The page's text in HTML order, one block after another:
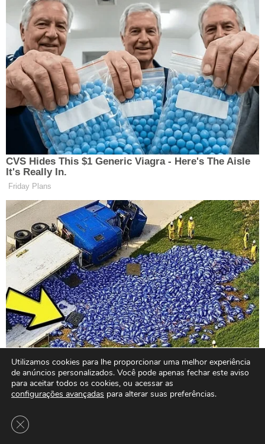
Utilizamos cookies para lhe proporcionar uma melhor experiência
de anúncios personalizados. Você pode apenas fechar este aviso
para aceitar todos os cookies, ou acessar as
configurações avançadas para alterar suas preferências.
Close GDPR Cookie Banner